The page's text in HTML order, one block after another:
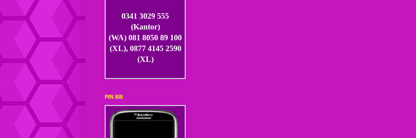
0341 3029 555
(Kantor)
(WA) 081 8050 89 100
(XL), 0877 4145 2590
(XL)
PIN BB